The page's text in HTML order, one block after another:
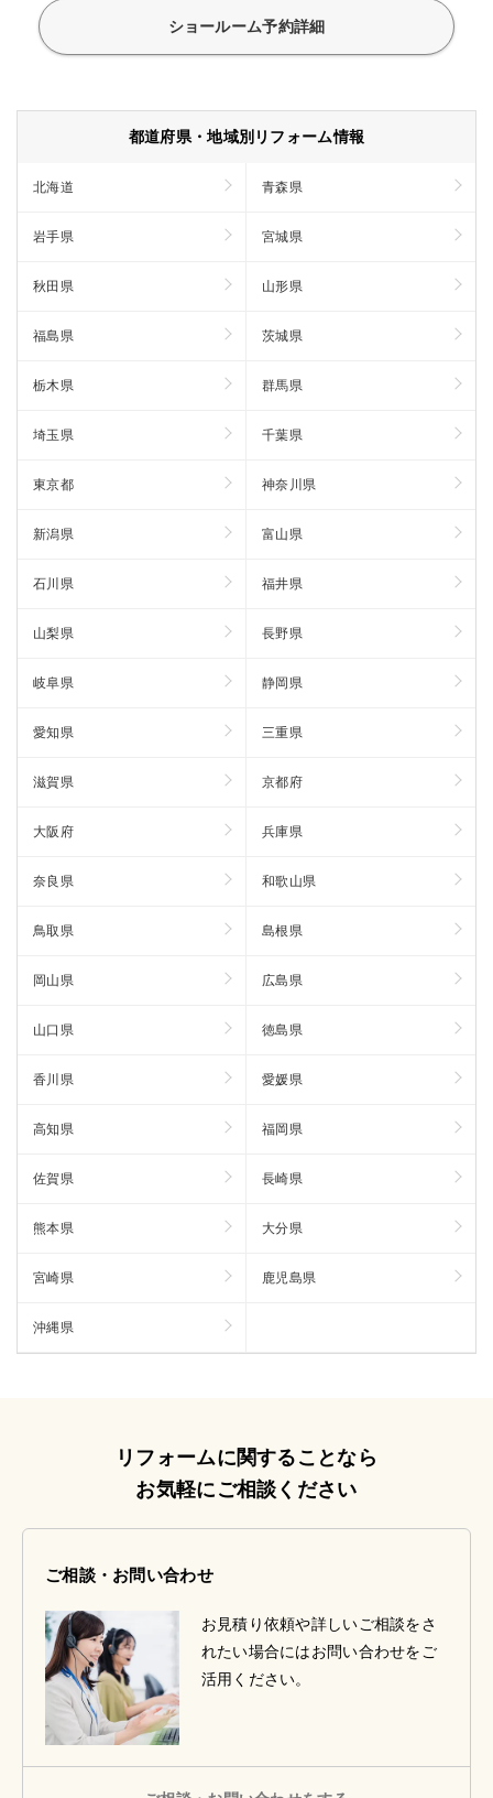
ショールーム予約詳細
都道府県・地域別リフォーム情報
北海道 青森県
岩手県 宮城県
秋田県 山形県
福島県 茨城県
栃木県 群馬県
埼玉県 千葉県
東京都 神奈川県
新潟県 富山県
石川県 福井県
山梨県 長野県
岐阜県 静岡県
愛知県 三重県
滋賀県 京都府
大阪府 兵庫県
奈良県 和歌山県
鳥取県 島根県
岡山県 広島県
山口県 徳島県
香川県 愛媛県
高知県 福岡県
佐賀県 長崎県
熊本県 大分県
宮崎県 鹿児島県
沖縄県
リフォームに関することなら
お気軽にご相談ください
ご相談・お問い合わせ
お見積り依頼や詳しいご相談をさ
れたい場合にはお問い合わせをご
活用ください。